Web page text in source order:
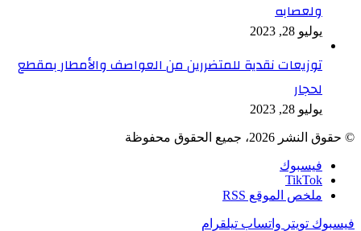
ولعصابه
يوليو 28, 2023
توزيعات نقدية للمتضررين من العواصف والأمطار بمقطع
لحجار
يوليو 28, 2023
© حقوق النشر 2026، جميع الحقوق محفوظة
فيسبوك
TikTok
ملخص الموقع RSS
فيسبوك تويتر واتساب تيلقرام